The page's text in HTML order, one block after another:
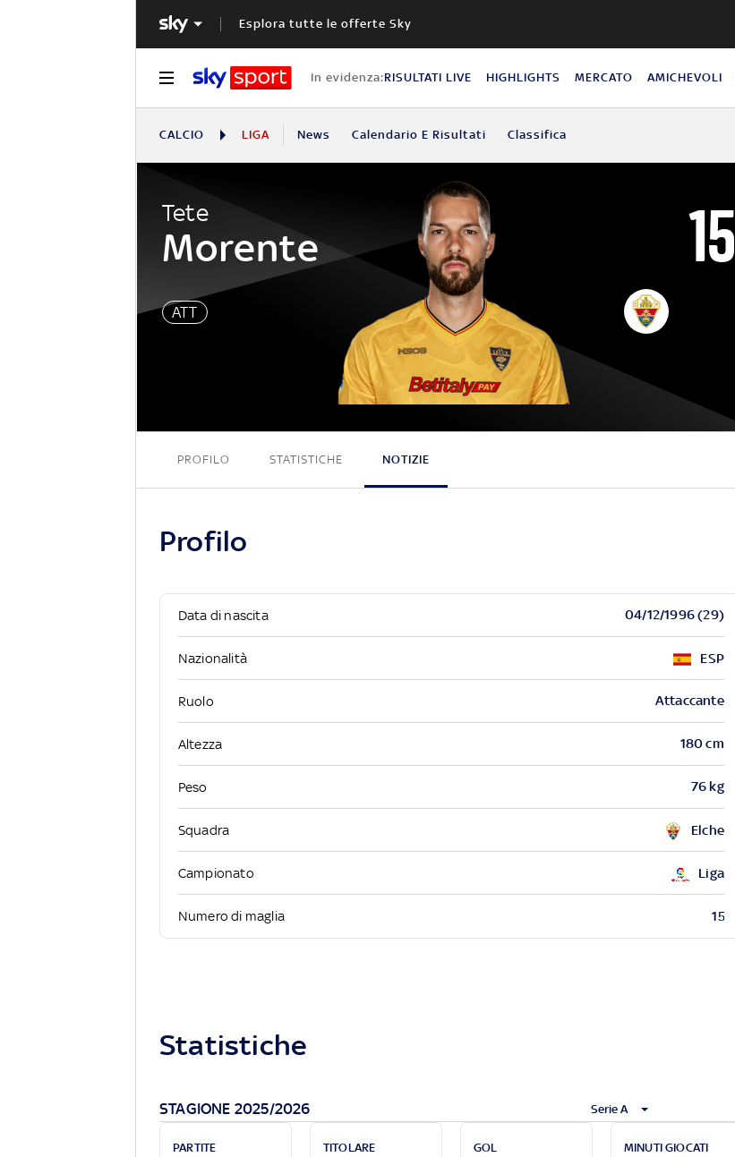
Esplora tutte le offerte Sky
In evidenza:RISULTATI LIVE HIGHLIGHTS MERCATO AMICHEVOLI
CALCIO LIGA News Calendario E Risultati Classifica
Tete
Morente
ATT
15
Tete Morente
PROFILO STATISTICHE NOTIZIE
Profilo
Data di nascita 04/12/1996 (29)
Nazionalità ESP
Ruolo Attaccante
Altezza 180 cm
Peso 76 kg
Squadra Elche
Campionato Liga
Numero di maglia 15
Statistiche
STAGIONE 2025/2026 Serie A
PARTITE TITOLARE GOL MINUTI GIOCATI